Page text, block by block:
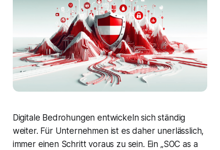
Digitale Bedrohungen entwickeln sich ständig
weiter. Für Unternehmen ist es daher unerlässlich,
immer einen Schritt voraus zu sein. Ein „SOC as a